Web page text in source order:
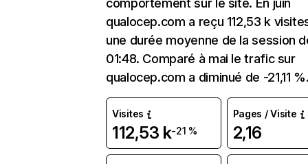
comportement sur le site. En juin
qualocep.com a reçu 112,53 k
une durée moyenne de la session
01:48. Comparé à mai le trafic sur
qualocep.com a diminué de -21,11
Visites
112,53 k-21 %
Pages / Visite
2,16